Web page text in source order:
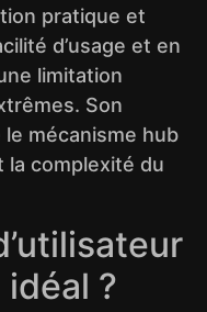
pratique et
d’usage et en
limitation
Son
mécanisme hub
la complexité du
?